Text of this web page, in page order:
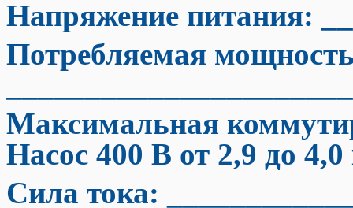
Напряжение питания:
Потребляемая
Максимальная
Насос 400 В от 2,9 до
Сила тока: